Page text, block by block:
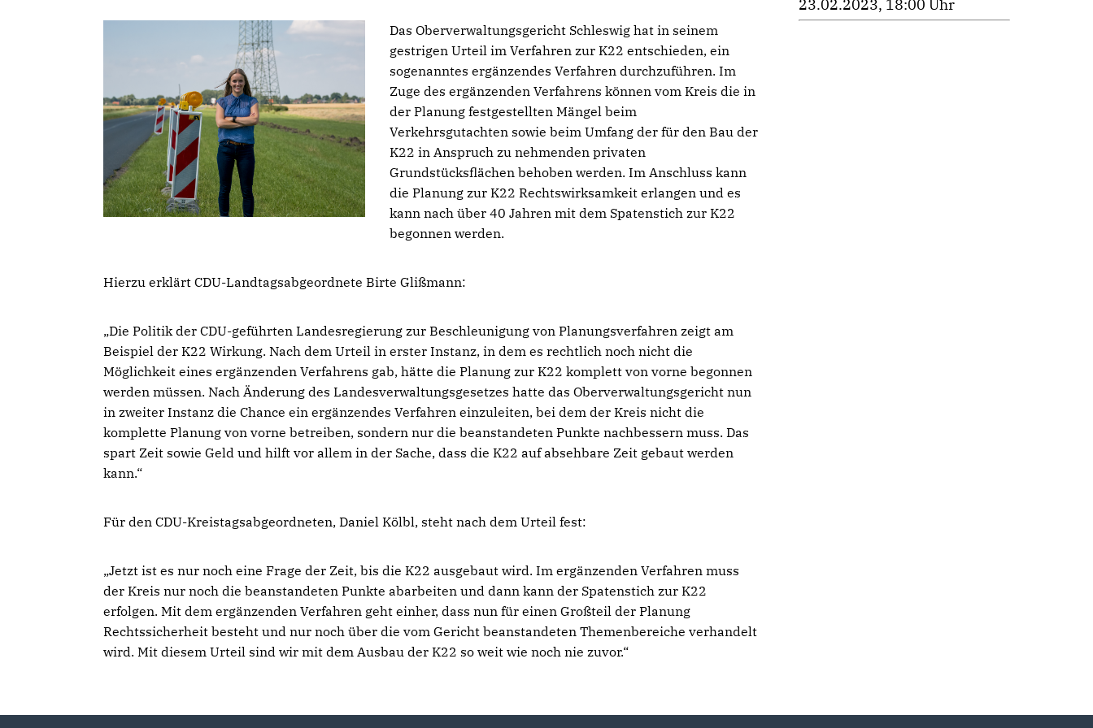
Das Oberverwaltungsgericht Schleswig hat in seinem
gestrigen Urteil im Verfahren zur K22 entschieden, ein
sogenanntes ergänzendes Verfahren durchzuführen. Im
Zuge des ergänzenden Verfahrens können vom Kreis die in
der Planung festgestellten Mängel beim
Verkehrsgutachten sowie beim Umfang der für den Bau der
K22 in Anspruch zu nehmenden privaten
Grundstücksflächen behoben werden. Im Anschluss kann
die Planung zur K22 Rechtswirksamkeit erlangen und es
kann nach über 40 Jahren mit dem Spatenstich zur K22
begonnen werden.
Hierzu erklärt CDU-Landtagsabgeordnete Birte Glißmann:
Die Politik der CDU-geführten Landesregierung zur Beschleunigung von Planungsverfahren zeigt am
Beispiel der K22 Wirkung. Nach dem Urteil in erster Instanz, in dem es rechtlich noch nicht die
Möglichkeit eines ergänzenden Verfahrens gab, hätte die Planung zur K22 komplett von vorne begonnen
werden müssen. Nach Änderung des Landesverwaltungsgesetzes hatte das Oberverwaltungsgericht nun
in zweiter Instanz die Chance ein ergänzendes Verfahren einzuleiten, bei dem der Kreis nicht die
komplette Planung von vorne betreiben, sondern nur die beanstandeten Punkte nachbessern muss. Das
spart Zeit sowie Geld und hilft vor allem in der Sache, dass die K22 auf absehbare Zeit gebaut werden
kann.“
Für den CDU-Kreistagsabgeordneten, Daniel Kölbl, steht nach dem Urteil fest:
Jetzt ist es nur noch eine Frage der Zeit, bis die K22 ausgebaut wird. Im ergänzenden Verfahren muss
der Kreis nur noch die beanstandeten Punkte abarbeiten und dann kann der Spatenstich zur K22
erfolgen. Mit dem ergänzenden Verfahren geht einher, dass nun für einen Großteil der Planung
Rechtssicherheit besteht und nur noch über die vom Gericht beanstandeten Themenbereiche verhandelt
wird. Mit diesem Urteil sind wir mit dem Ausbau der K22 so weit wie noch nie zuvor.“
23.02.2023, 18:00 Uhr